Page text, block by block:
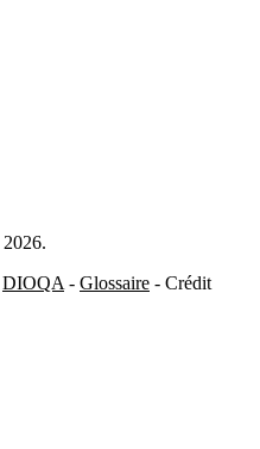
2026.
DIOQA - Glossaire - Crédit